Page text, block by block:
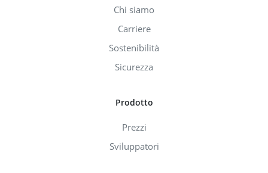
Chi siamo
Carriere
Sostenibilità
Sicurezza
Prodotto
Prezzi
Sviluppatori